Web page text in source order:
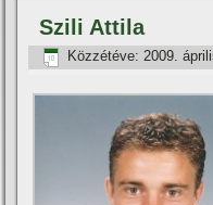
Szili Attila
Közzétéve: 2009.